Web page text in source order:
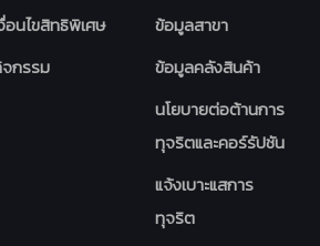
อนไขสิทธิพิเศษ
กรรม
ข้อมูลสาขา
ข้อมูลคลังสินค้า
นโยบายต่อต้านการ
ทุจริตและคอร์รัปชัน
แจ้งเบาะแสการ
ทุจริต